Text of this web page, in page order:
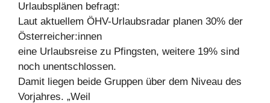
Urlaubsplänen befragt:
Laut aktuellem ÖHV-Urlaubsradar planen 30% der
Österreicher:innen
eine Urlaubsreise zu Pfingsten, weitere 19% sind
noch unentschlossen.
Damit liegen beide Gruppen über dem Niveau des
Vorjahres. „Weil